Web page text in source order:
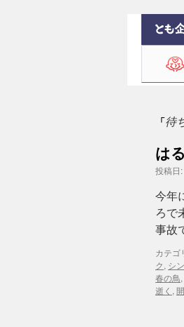
「待
は
投稿日:
今年
ろで
事故
カテゴ
ク, シ
春の鳥,
逝く ,